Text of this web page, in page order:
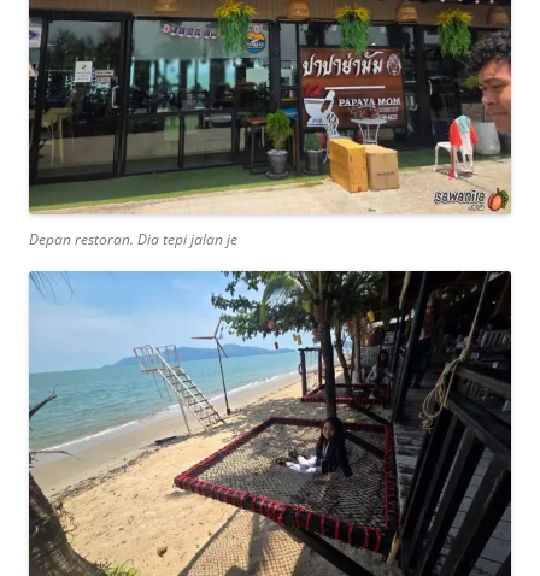
Depan restoran. Dia tepi jalan je